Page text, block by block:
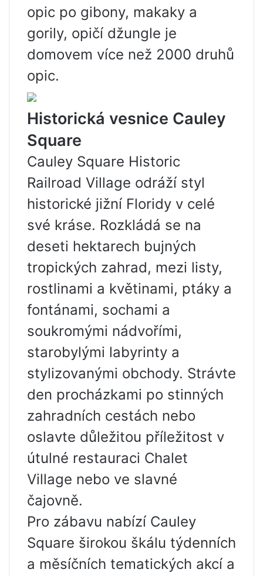
opic po gibony, makaky a
gorily, opičí džungle je
domovem více než 2000 druhů
opic.
Historická vesnice Cauley
Square
Cauley Square Historic
Railroad Village odráží styl
historické jižní Floridy v celé
své kráse. Rozkládá se na
deseti hektarech bujných
tropických zahrad, mezi listy,
rostlinami a květinami, ptáky a
fontánami, sochami a
soukromými nádvořími,
starobylými labyrinty a
stylizovanými obchody. Strávte
den procházkami po stinných
zahradních cestách nebo
oslavte důležitou příležitost v
útulné restauraci Chalet
Village nebo ve slavné
čajovně.
Pro zábavu nabízí Cauley
Square širokou škálu týdenních
a měsíčních tematických akcí a